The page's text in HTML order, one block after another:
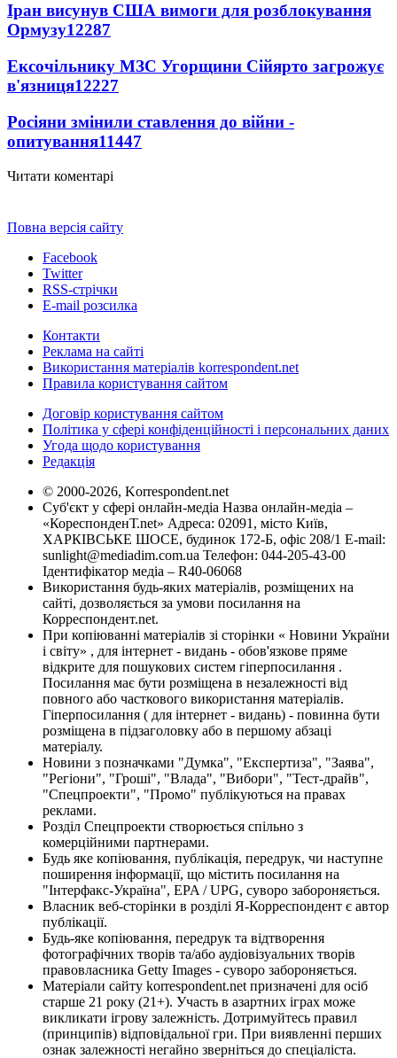
Іран висунув США вимоги для розблокування
Ормузу12287
Ексочільнику МЗС Угорщини Сійярто загрожує
в'язниця12227
Росіяни змінили ставлення до війни -
опитування11447
Читати коментарі
Повна версія сайту
Facebook
Twitter
RSS-стрічки
E-mail розсилка
Контакти
Реклама на сайті
Використання матеріалів korrespondent.net
Правила користування сайтом
Договір користування сайтом
Політика у сфері конфіденційності і персональних даних
Угода щодо користування
Редакція
© 2000-2026, Korrespondent.net
Суб'єкт у сфері онлайн-медіа Назва онлайн-медіа –
«КореспонденТ.net» Адреса: 02091, місто Київ,
ХАРКІВСЬКЕ ШОСЕ, будинок 172-Б, офіс 208/1 E-mail:
sunlight@mediadim.com.ua Телефон: 044-205-43-00
Ідентифікатор медіа – R40-06068
Використання будь-яких матеріалів, розміщених на
сайті, дозволяється за умови посилання на
Корреспондент.net.
При копіюванні матеріалів зі сторінки « Новини України
і світу» , для інтернет - видань - обов'язкове пряме
відкрите для пошукових систем гіперпосилання .
Посилання має бути розміщена в незалежності від
повного або часткового використання матеріалів.
Гіперпосилання ( для інтернет - видань) - повинна бути
розміщена в підзаголовку або в першому абзаці
матеріалу.
Новини з позначками "Думка", "Експертиза", "Заява",
"Регіони", "Гроші", "Влада", "Вибори", "Тест-драйв",
"Спецпроекти", "Промо" публікуються на правах
реклами.
Розділ Спецпроекти створюється спільно з
комерційними партнерами.
Будь яке копіювання, публікація, передрук, чи наступне
поширення інформації, що містить посилання на
"Інтерфакс-Україна", EPA / UPG, суворо забороняється.
Власник веб-сторінки в розділі Я-Корреспондент є автор
публікації.
Будь-яке копіювання, передрук та відтворення
фотографічних творів та/або аудіовізуальних творів
правовласника Getty Images - суворо забороняється.
Матеріали сайту korrespondent.net призначені для осіб
старше 21 року (21+). Участь в азартних іграх може
викликати ігрову залежність. Дотримуйтесь правил
(принципів) відповідальної гри. При виявленні перших
ознак залежності негайно зверніться до спеціаліста.